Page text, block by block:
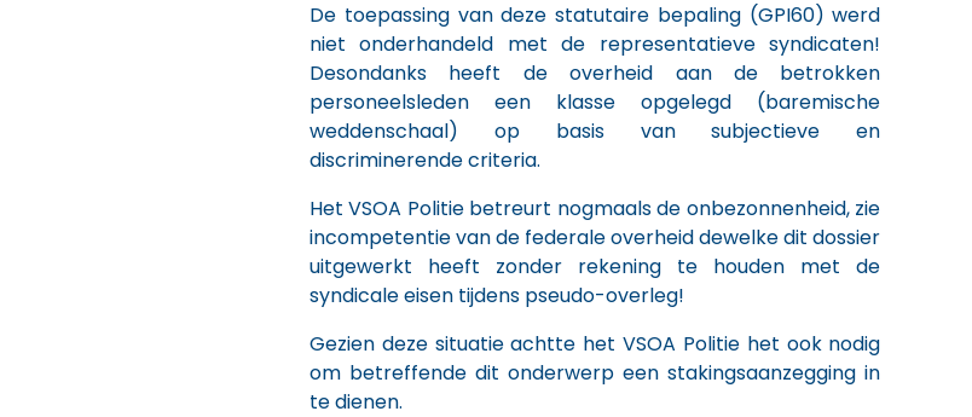
De toepassing van deze statutaire bepaling (GPI60) werd
niet onderhandeld met de representatieve syndicaten!
Desondanks heeft de overheid aan de betrokken
personeelsleden een klasse opgelegd (baremische
weddenschaal) op basis van subjectieve en
discriminerende criteria.
Het VSOA Politie betreurt nogmaals de onbezonnenheid, zie
incompetentie van de federale overheid dewelke dit dossier
uitgewerkt heeft zonder rekening te houden met de
syndicale eisen tijdens pseudo-overleg!
Gezien deze situatie achtte het VSOA Politie het ook nodig
om betreffende dit onderwerp een stakingsaanzegging in
te dienen.